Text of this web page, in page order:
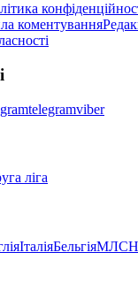
коментування
telegramviber
ліга
ІталіяБельгіяМЛС